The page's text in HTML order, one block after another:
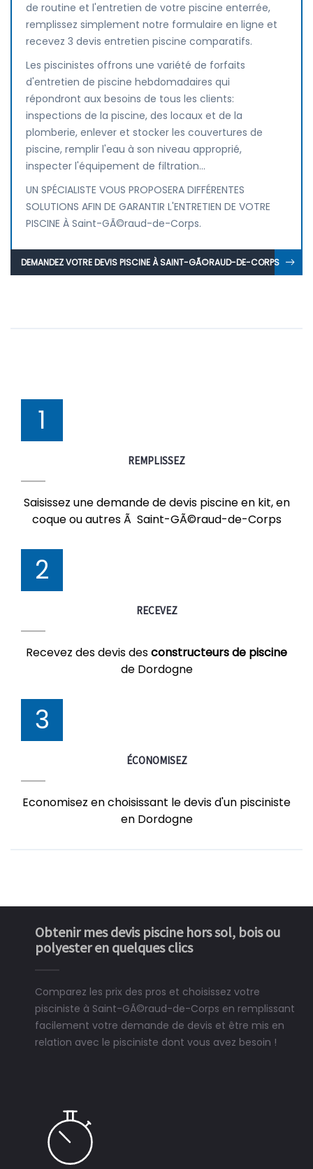
de routine et l'entretien de votre piscine enterrée,
remplissez simplement notre formulaire en ligne et
recevez 3 devis entretien piscine comparatifs.
Les piscinistes offrons une variété de forfaits
d'entretien de piscine hebdomadaires qui
répondront aux besoins de tous les clients:
inspections de la piscine, des locaux et de la
plomberie, enlever et stocker les couvertures de
piscine, remplir l'eau à son niveau approprié,
inspecter l'équipement de filtration...
UN SPÉCIALISTE VOUS PROPOSERA DIFFÉRENTES
SOLUTIONS AFIN DE GARANTIR L'ENTRETIEN DE VOTRE
PISCINE À Saint-GÃ©raud-de-Corps.
DEMANDEZ VOTRE DEVIS PISCINE À SAINT-GÃ©RAUD-DE-CORPS
1
REMPLISSEZ
Saisissez une demande de devis piscine en kit, en
coque ou autres Ã Saint-GÃ©raud-de-Corps
2
RECEVEZ
Recevez des devis desconstructeurs de piscine
de Dordogne
3
ÉCONOMISEZ
Economisez en choisissant le devis d'un pisciniste
en Dordogne
Obtenir mes devis piscine hors sol, bois ou
polyester en quelques clics
Comparez les prix des pros et choisissez votre
pisciniste à Saint-GÃ©raud-de-Corps en remplissant
facilement votre demande de devis et être mis en
relation avec le pisciniste dont vous avez besoin !